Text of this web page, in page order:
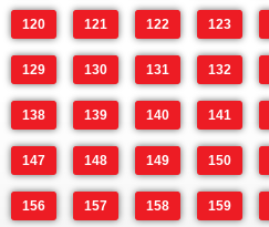
120 121 122 123
129 130 131 132
138 139 140 141
147 148 149 150
156 157 158 159